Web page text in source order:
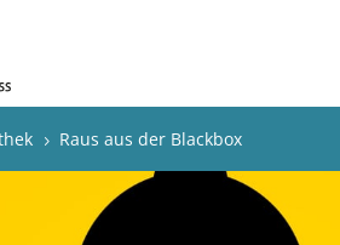
5 Raus aus der Blackbox